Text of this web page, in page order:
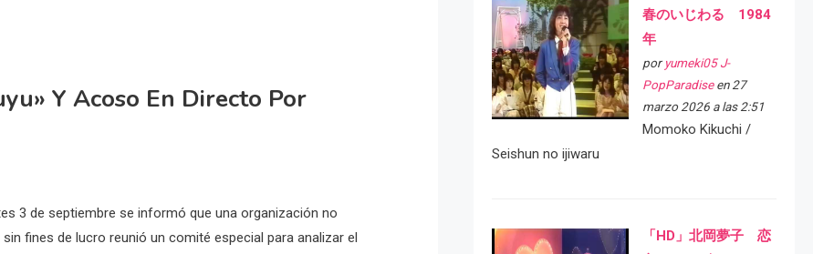
Y Acoso En Directo Por
3 de septiembre se informó que una organización no
fines de lucro reunió un comité especial para analizar el
春のいじわる 1984
年
por yumeki05 J-
PopParadiseen 27
marzo 2026 a las 2:51
Momoko Kikuchi /
Seishun no ijiwaru
「HD」北岡夢子 恋